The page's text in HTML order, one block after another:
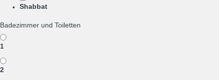
Shabbat
Badezimmer und Toiletten
1
2